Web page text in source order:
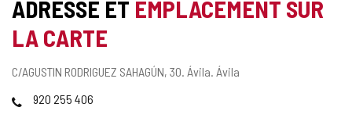
ADRESSE ET EMPLACEMENT SUR
LA CARTE
Adresse
C/AGUSTIN RODRIGUEZ SAHAGÚN, 30. Ávila. Ávila
Téléphones
920 255 406